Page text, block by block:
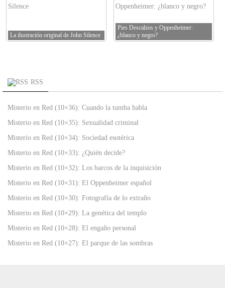
La ilustración original de John Silence
Pies Descalzos y Oppenheimer:
¿blanco y negro?
RSS
Misterio en Red (10×36): Cuando la tumba habla
Misterio en Red (10×35): Sexualidad criminal
Misterio en Red (10×34): Sociedad esotérica
Misterio en Red (10×33): ¿Quién decide?
Misterio en Red (10×32): Los barcos de la inquisición
Misterio en Red (10×31): El Oppenheimer español
Misterio en Red (10×30): Fotografía de lo extraño
Misterio en Red (10×29): La genética del templo
Misterio en Red (10×28): El engaño personal
Misterio en Red (10×27): El parque de las sombras